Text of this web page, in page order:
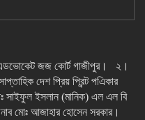
এডভোকেট জজ কোর্ট গাজীপুর। ২।
দেশ প্রিয় প্রিন্ট পএিকার
ইসলান (মানিক) এল এল বি
মোঃ আজাহার হোসেন সরকার।